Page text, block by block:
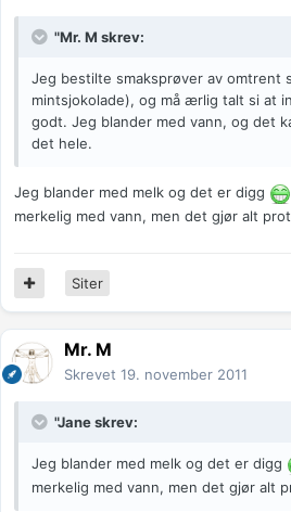
"Mr. M skrev:
Jeg bestilte smaksprøver av omtrent
mintsjokolade), og må ærlig talt si at
godt. Jeg blander med vann, og det
det hele.
Jeg blander med melk og det er digg
merkelig med vann, men det gjør alt
Siter
Mr. M
Skrevet 19. november 2011
"Jane skrev:
Jeg blander med melk og det er digg
merkelig med vann, men det gjør alt